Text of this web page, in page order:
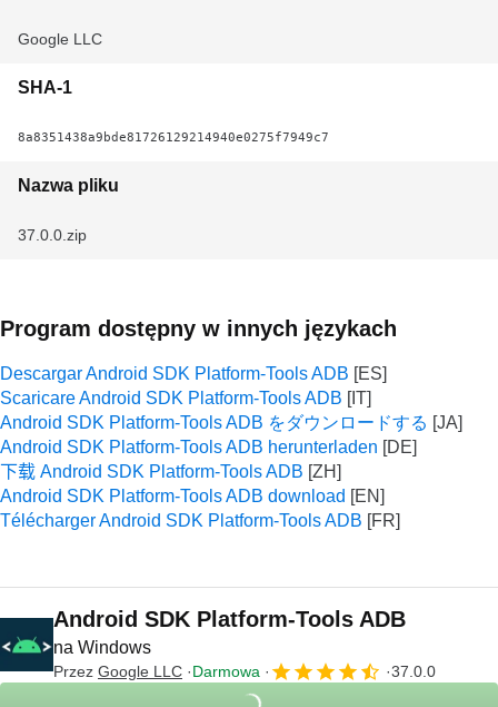
Google LLC
SHA-1
8a8351438a9bde81726129214940e0275f7949c7
Nazwa pliku
37.0.0.zip
Program dostępny w innych językach
Descargar Android SDK Platform-Tools ADB
Scaricare Android SDK Platform-Tools ADB
Android SDK Platform-Tools ADB をダウンロードする
Android SDK Platform-Tools ADB herunterladen
下载 Android SDK Platform-Tools ADB
Android SDK Platform-Tools ADB download
Télécharger Android SDK Platform-Tools ADB
Android SDK Platform-Tools ADB
na Windows
Przez Google LLC Darmowa 37.0.0